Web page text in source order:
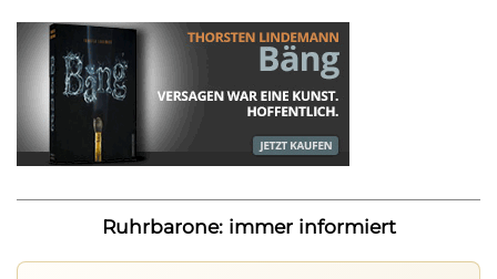
Ruhrbarone: immer informiert